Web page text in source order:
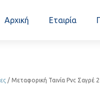
Αρχική Εταιρία
/ Μεταφορική Ταινία Pvc Σαγρέ